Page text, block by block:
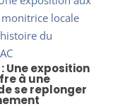
Une exposition
à une
se replonger